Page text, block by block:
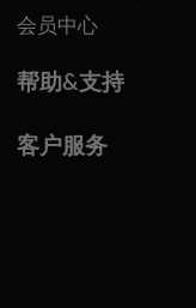
会员中心
帮助&支持
客户服务